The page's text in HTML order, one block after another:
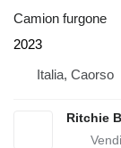
Camion furgone
2023
Italia, Caorso
Ritchie